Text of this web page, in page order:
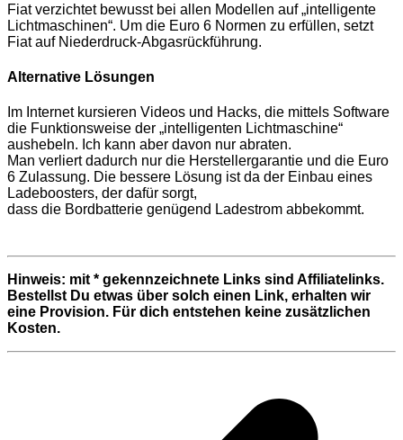
Fiat verzichtet bewusst bei allen Modellen auf „intelligente
Lichtmaschinen“. Um die Euro 6 Normen zu erfüllen, setzt
Fiat auf Niederdruck-Abgasrückführung.
Alternative Lösungen
Im Internet kursieren Videos und Hacks, die mittels Software
die Funktionsweise der „intelligenten Lichtmaschine“
aushebeln. Ich kann aber davon nur abraten.
Man verliert dadurch nur die Herstellergarantie und die Euro
6 Zulassung. Die bessere Lösung ist da der Einbau eines
Ladeboosters, der dafür sorgt,
dass die Bordbatterie genügend Ladestrom abbekommt.
Hinweis: mit * gekennzeichnete Links sind Affiliatelinks.
Bestellst Du etwas über solch einen Link, erhalten wir
eine Provision. Für dich entstehen keine zusätzlichen
Kosten.